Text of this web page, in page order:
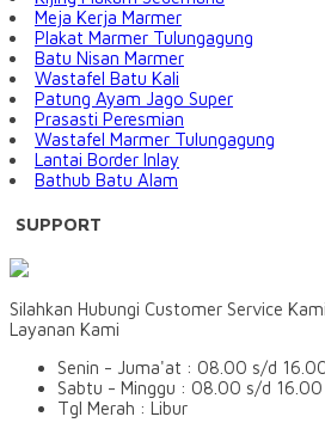
Meja Kerja Marmer
Plakat Marmer Tulungagung
Batu Nisan Marmer
Wastafel Batu Kali
Patung Ayam Jago Super
Prasasti Peresmian
Wastafel Marmer Tulungagung
Lantai Border Inlay
Bathub Batu Alam
SUPPORT
Silahkan Hubungi Customer Service
Layanan Kami
Senin - Juma'at : 08.00 s/d
Sabtu - Minggu : 08.00 s/d 16.00
Tgl Merah : Libur